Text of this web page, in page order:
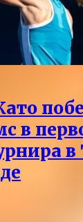
в
в